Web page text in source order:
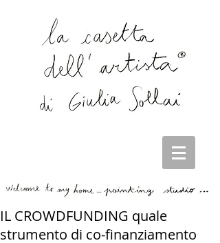
IL CROWDFUNDING quale
strumento di co-finanziamento